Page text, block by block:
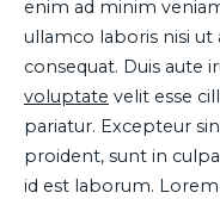
enim ad minim
ullamco laboris nisi
consequat. Duis aute
voluptate velit esse
pariatur. Excepteur
proident, sunt in
id est laborum.